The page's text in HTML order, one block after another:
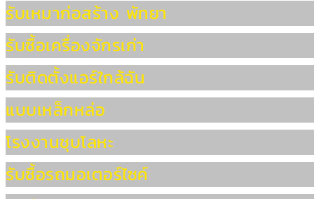
รับเหมาก่อสร้าง พัทยา
รับซื้อเครื่องจักรเก่า
รับติดตั้งแอร์ใกล้ฉัน
แบบเหล็กหล่อ
โรงงานชุบโลหะ
รับซื้อรถมอเตอร์ไซค์